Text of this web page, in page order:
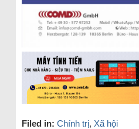
Filed in: Chính trị, Xã hội